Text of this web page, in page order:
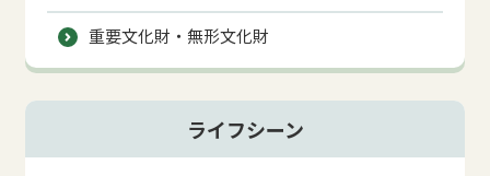
重要文化財・無形文化財
ライフシーン